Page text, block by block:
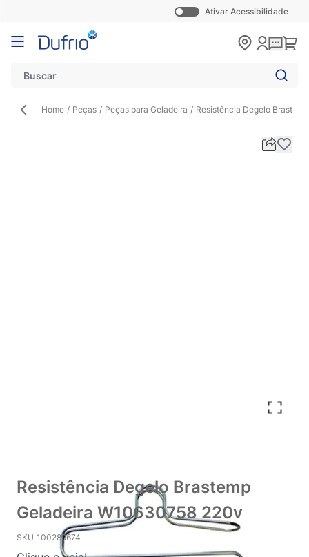
Ativar Acessibilidade
Pular para o conteúdo
Home / Peças / Peças para Geladeira / Resistência Degelo
Resistência Degelo Brastemp
Geladeira W10630758 220v
SKU 100289674